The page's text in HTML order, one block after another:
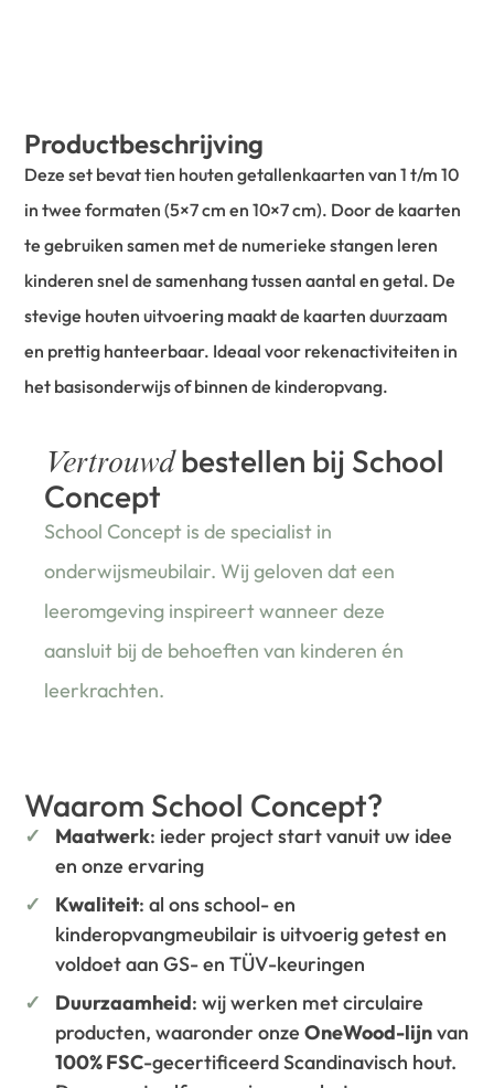
Productbeschrijving
Deze set bevat tien houten getallenkaarten van 1 t/m 10
in twee formaten (5×7 cm en 10×7 cm). Door de kaarten
te gebruiken samen met de numerieke stangen leren
kinderen snel de samenhang tussen aantal en getal. De
stevige houten uitvoering maakt de kaarten duurzaam
en prettig hanteerbaar. Ideaal voor rekenactiviteiten in
het basisonderwijs of binnen de kinderopvang.
Vertrouwdbestellen bij School
Concept
School Concept is de specialist in
onderwijsmeubilair. Wij geloven dat een
leeromgeving inspireert wanneer deze
aansluit bij de behoeften van kinderen én
leerkrachten.
Waarom School Concept?
Maatwerk: ieder project start vanuit uw idee
en onze ervaring
Kwaliteit: al ons school- en
kinderopvangmeubilair is uitvoerig getest en
voldoet aan GS- en TÜV-keuringen
Duurzaamheid: wij werken met circulaire
producten, waaronder onzeOneWood-lijnvan
100% FSC-gecertificeerd Scandinavisch hout.